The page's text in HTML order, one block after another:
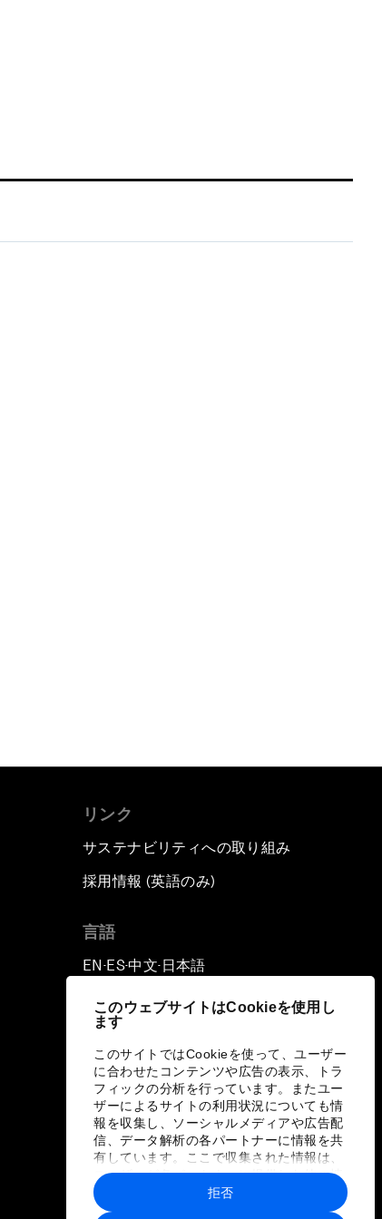
このウェブサイトはCookieを使用し
ます
このサイトではCookieを使って、ユーザー
に合わせたコンテンツや広告の表示、トラ
フィックの分析を行っています。またユー
ザーによるサイトの利用状況についても情
報を収集し、ソーシャルメディアや広告配
信、データ解析の各パートナーに情報を共
有しています。ここで収集された情報は、
ユーザーが各パートナーに提供した他の情
報や各パートナーのサービスを使用した際
に収集された情報と組み合わされ、各パー
拒否
リンク
サステナビリティへの取り組み
採用情報 (英語のみ)
言語
EN ▪ ES▪中文▪ 日本語